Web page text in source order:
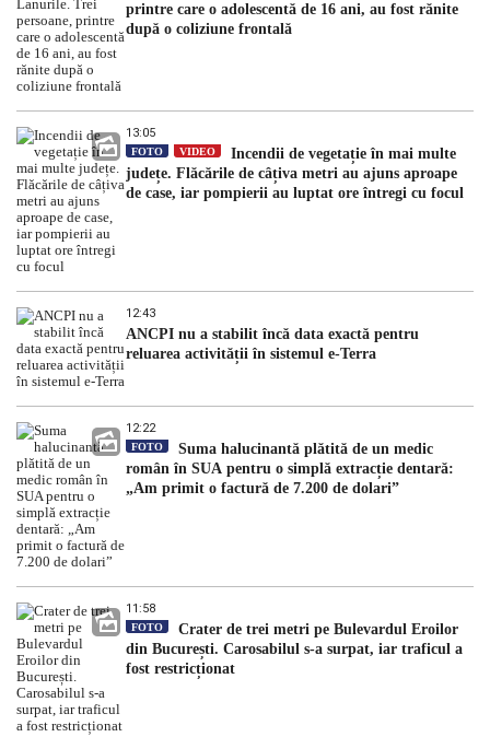
printre care o adolescentă de 16 ani, au fost rănite
după o coliziune frontală
13:05
FOTO VIDEO
Incendii de vegetație în mai multe
județe. Flăcările de câțiva metri au ajuns aproape
de case, iar pompierii au luptat ore întregi cu focul
12:43
ANCPI nu a stabilit încă data exactă pentru
reluarea activității în sistemul e-Terra
12:22
FOTO
Suma halucinantă plătită de un medic
român în SUA pentru o simplă extracție dentară:
„Am primit o factură de 7.200 de dolari”
11:58
FOTO
Crater de trei metri pe Bulevardul Eroilor
din București. Carosabilul s-a surpat, iar traficul a
fost restricționat